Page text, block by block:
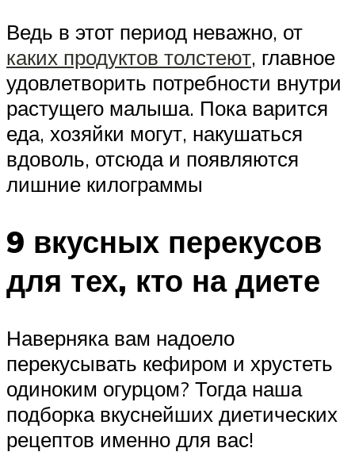
Ведь в этот период неважно, от
каких продуктов толстеют, главное
удовлетворить потребности внутри
растущего малыша. Пока варится
еда, хозяйки могут, накушаться
вдоволь, отсюда и появляются
лишние килограммы
9 вкусных перекусов
для тех, кто на диете
Наверняка вам надоело
перекусывать кефиром и хрустеть
одиноким огурцом? Тогда наша
подборка вкуснейших диетических
рецептов именно для вас!